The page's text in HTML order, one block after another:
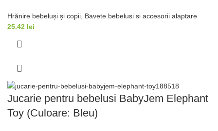
Hrănire bebeluși și copii Bavete bebelusi si accesorii alaptare
25.42 lei
Jucarie pentru bebelusi BabyJem Elephant
Toy (Culoare: Bleu)